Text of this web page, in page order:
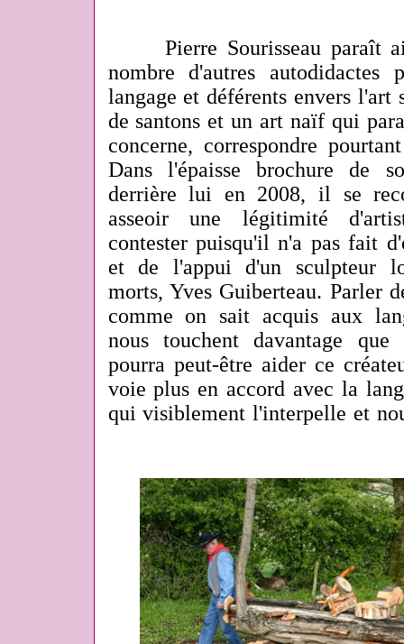
Pierre Sourisseau paraît
nombre d'autres
langage et déférents envers l'art
de santons et un art naïf qui
concerne, correspondre
Dans l'épaisse brochure de
derrière lui en 2008, il se
asseoir une légitimité
contester puisqu'il n'a pas fait
et de l'appui d'un sculpteur
morts, Yves Guiberteau. Parler
comme on sait acquis aux
nous touchent davantage que
pourra peut-être aider ce
voie plus en accord avec la
qui visiblement l'interpelle et